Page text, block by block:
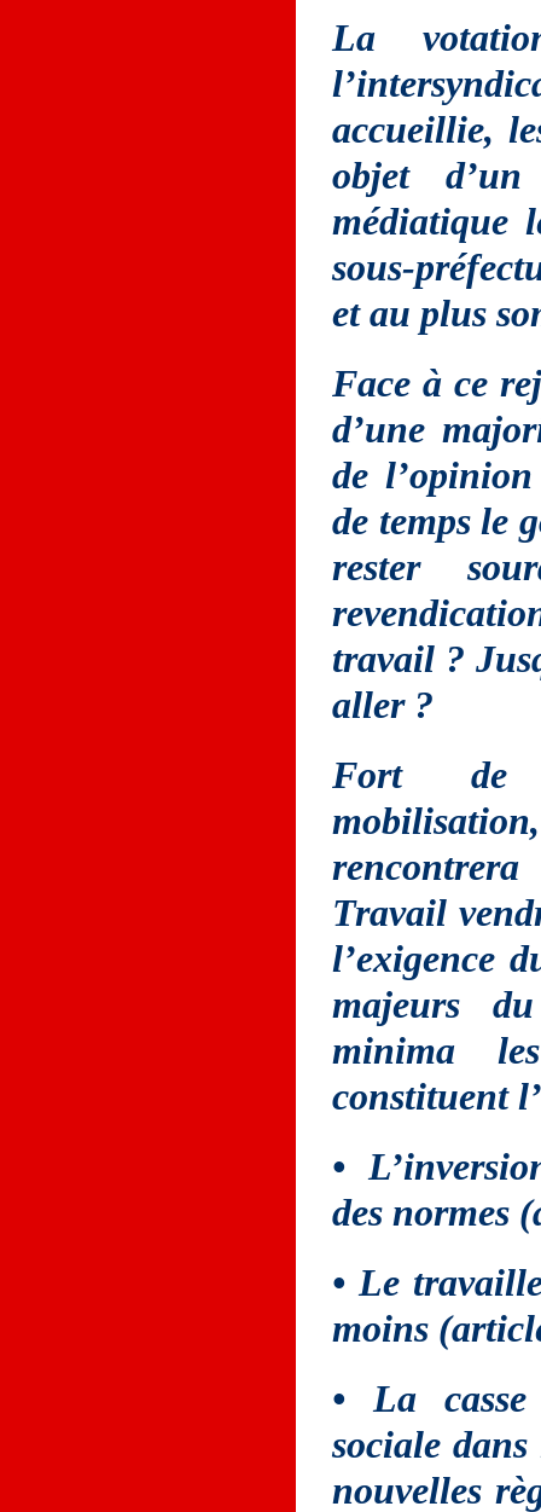
La
accueillie,
objet
médiatique
sous-
et au plus
Face à ce
d’une
de
de temps le
rester
travail ?
aller ?
Fort de
Travail
l’exigence
majeurs
minima
constituent
•
des normes
• Le
moins
• La
sociale dans
nouvelles